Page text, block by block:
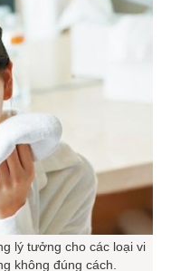
lý tưởng cho các loại vi
không đúng cách.